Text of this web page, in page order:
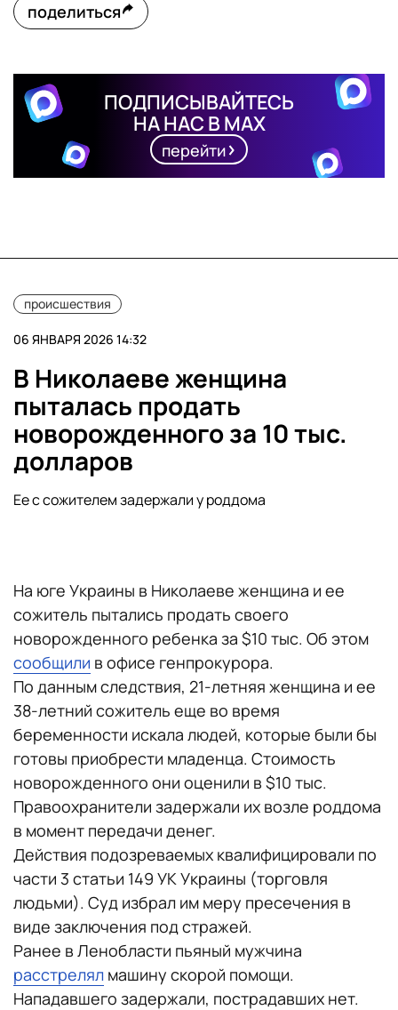
поделиться
ПОДПИСЫВАЙТЕСЬ
НА НАС В MAX
перейти
происшествия
06 ЯНВАРЯ 2026 14:32
В Николаеве женщина
пыталась продать
новорожденного за 10 тыс.
долларов
Ее с сожителем задержали у роддома
На юге Украины в Николаеве женщина и ее
сожитель пытались продать своего
новорожденного ребенка за $10 тыс. Об этом
сообщили в офисе генпрокурора.
По данным следствия, 21-летняя женщина и ее
38-летний сожитель еще во время
беременности искала людей, которые были бы
готовы приобрести младенца. Стоимость
новорожденного они оценили в $10 тыс.
Правоохранители задержали их возле роддома
в момент передачи денег.
Действия подозреваемых квалифицировали по
части 3 статьи 149 УК Украины (торговля
людьми). Суд избрал им меру пресечения в
виде заключения под стражей.
Ранее в Ленобласти пьяный мужчина
расстрелял машину скорой помощи.
Нападавшего задержали, пострадавших нет.